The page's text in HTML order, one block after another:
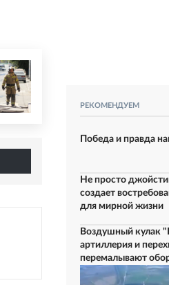
РЕКОМЕНДУЕМ
Победа и правда
Не просто
создает
для мирной жизни
Воздушный кулак
артиллерия и
перемалывают